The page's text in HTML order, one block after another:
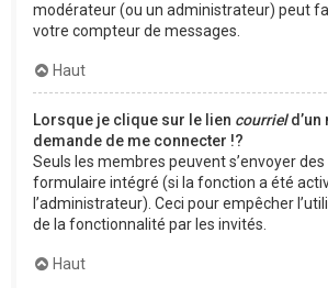
modérateur (ou un administrateur) peut
votre compteur de messages.
Haut
Lorsque je clique sur le lien courrield’un
demande de me connecter !?
Seuls les membres peuvent s’envoyer
formulaire intégré (si la fonction a été
l’administrateur). Ceci pour empêcher
de la fonctionnalité par les invités.
Haut